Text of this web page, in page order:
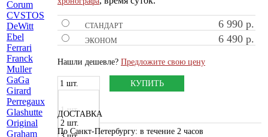
Corum
CVSTOS
DeWitt
Ebel
Ferrari
Franck
Muller
GaGa
Girard
Perregaux
Glashutte
Original
Graham
СТАНДАРТ 6 990 р.
ЭКОНОМ 6 490 р.
Нашли дешевле? Предложите свою цену
1 шт.
1 шт.
2 шт.
КУПИТЬ
ДОСТАВКА
По Санкт-Петербургу: в течение 2 часов